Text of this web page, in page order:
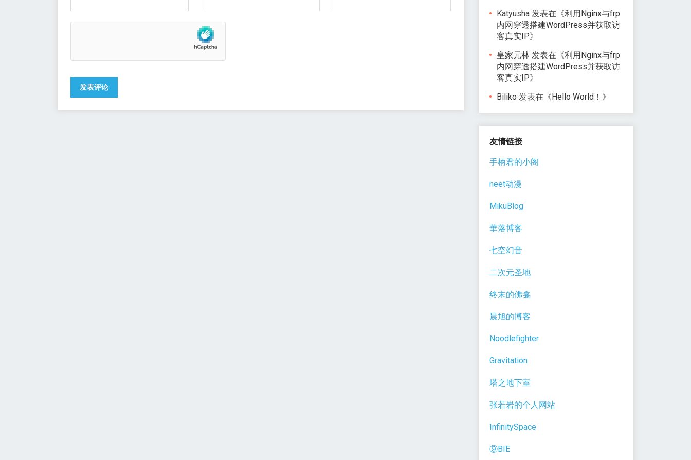
Katyusha 发表在《利用Nginx与frp
内网穿透搭建WordPress并获取访
客真实IP》
皇家元林 发表在《利用Nginx与frp
内网穿透搭建WordPress并获取访
客真实IP》
Biliko 发表在《Hello World！ 》
友情链接
手柄君的小阁
neet动漫
MikuBlog
華落博客
七空幻音
二次元圣地
终末的佛龛
晨旭的博客
Noodlefighter
Gravitation
塔之地下室
张若岩的个人网站
InfinitySpace
⑨BIE